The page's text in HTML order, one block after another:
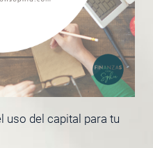
uso del capital para tu